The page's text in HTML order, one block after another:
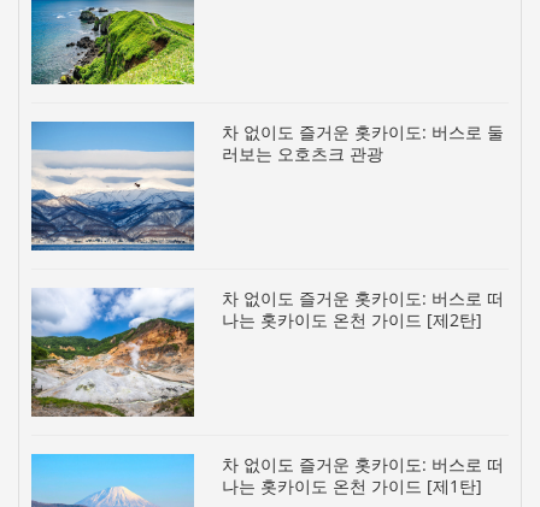
차 없이도 즐거운 홋카이도: 버스로 둘
러보는 오호츠크 관광
차 없이도 즐거운 홋카이도: 버스로 떠
나는 홋카이도 온천 가이드 [제2탄]
차 없이도 즐거운 홋카이도: 버스로 떠
나는 홋카이도 온천 가이드 [제1탄]